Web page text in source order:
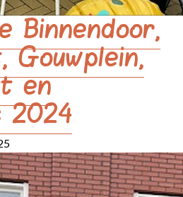
Binnendoor,
Gouwplein,
en
2024